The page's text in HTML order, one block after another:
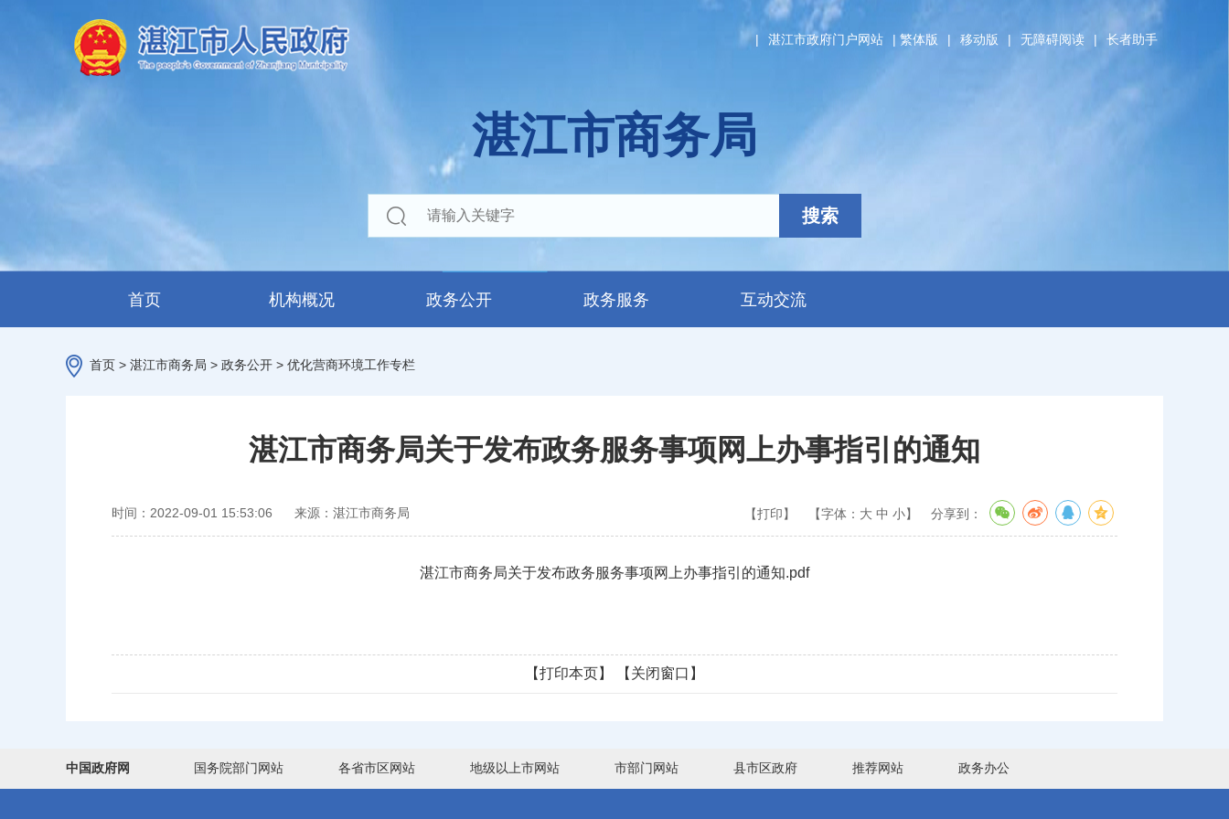
| 湛江市政府门户网站 | 繁体版 | 移动版 | 无障碍阅读 | 长者助手
湛江市商务局
搜索
首页 机构概况 政务公开 政务服务 互动交流
首页 > 湛江市商务局 > 政务公开 > 优化营商环境工作专栏
湛江市商务局关于发布政务服务事项网上办事指引的通知
时间：2022-09-01 15:53:06 来源：湛江市商务局 【打印】 【字体： 大 中 小】 分享到：
湛江市商务局关于发布政务服务事项网上办事指引的通知.pdf
【打印本页】 【关闭窗口】
中国政府网 国务院部门网站 各省市区网站 地级以上市网站 市部门网站 县市区政府 推荐网站 政务办公